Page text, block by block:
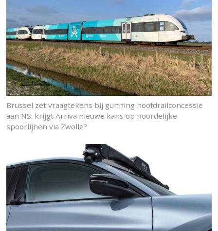
Brussel zet vraagtekens bij gunning hoofdrailconcessie
aan NS: krijgt Arriva nieuwe kans op noordelijke
spoorlijnen via Zwolle?